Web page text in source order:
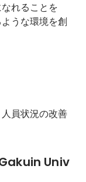
れることを
うな環境を創
員状況の改善
Univ